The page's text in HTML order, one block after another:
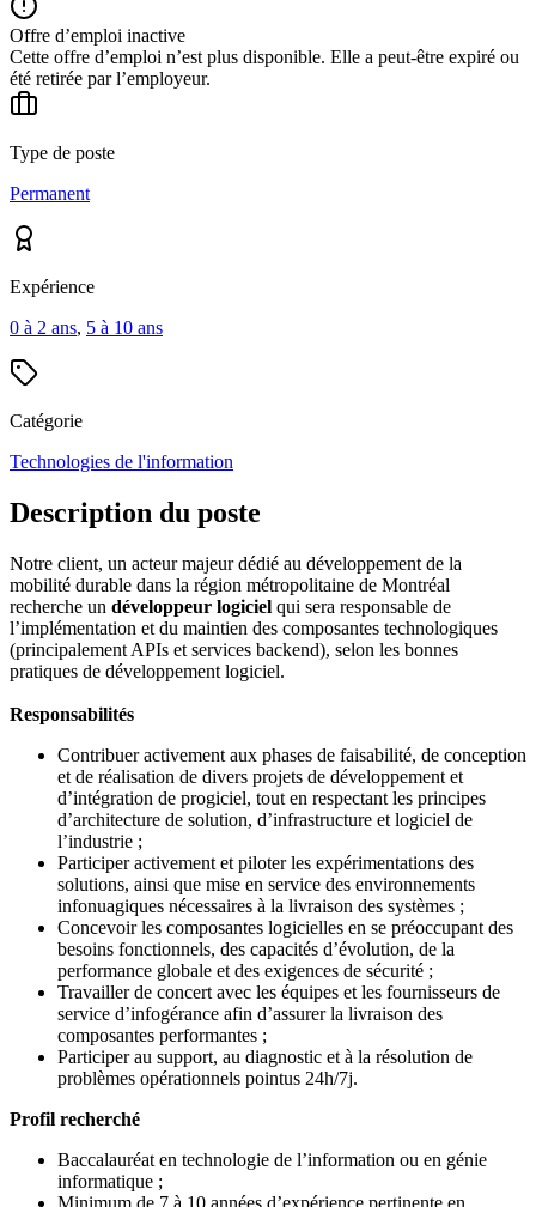
Offre d’emploi inactive
Cette offre d’emploi n’est plus disponible. Elle a peut-être expiré ou
été retirée par l’employeur.
Type de poste
Permanent
Expérience
0 à 2 ans, 5 à 10 ans
Catégorie
Technologies de l'information
Description du poste
Notre client, un acteur majeur dédié au développement de la
mobilité durable dans la région métropolitaine de Montréal
recherche un développeur logiciel qui sera responsable de
l’implémentation et du maintien des composantes technologiques
(principalement APIs et services backend), selon les bonnes
pratiques de développement logiciel.
Responsabilités
Contribuer activement aux phases de faisabilité, de conception
et de réalisation de divers projets de développement et
d’intégration de progiciel, tout en respectant les principes
d’architecture de solution, d’infrastructure et logiciel de
l’industrie ;
Participer activement et piloter les expérimentations des
solutions, ainsi que mise en service des environnements
infonuagiques nécessaires à la livraison des systèmes ;
Concevoir les composantes logicielles en se préoccupant des
besoins fonctionnels, des capacités d’évolution, de la
performance globale et des exigences de sécurité ;
Travailler de concert avec les équipes et les fournisseurs de
service d’infogérance afin d’assurer la livraison des
composantes performantes ;
Participer au support, au diagnostic et à la résolution de
problèmes opérationnels pointus 24h/7j.
Profil recherché
Baccalauréat en technologie de l’information ou en génie
informatique ;
Minimum de 7 à 10 années d’expérience pertinente en